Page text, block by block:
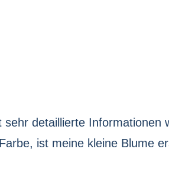
detaillierte Informationen
ist meine kleine Blume